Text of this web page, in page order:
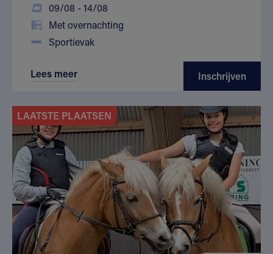
09/08 - 14/08
Met overnachting
Sportievak
Lees meer Inschrijven
LAATSTE PLAATSEN